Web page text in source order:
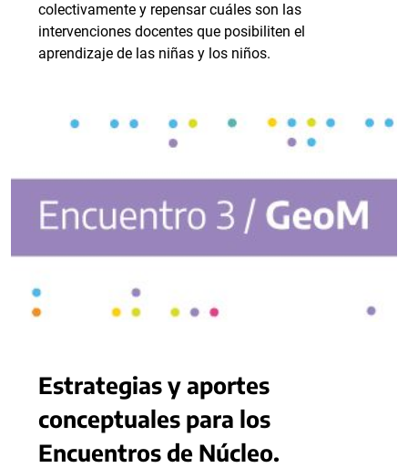
colectivamente y repensar cuáles son las
intervenciones docentes que posibiliten el
aprendizaje de las niñas y los niños.
Estrategias y aportes
conceptuales para los
Encuentros de Núcleo.